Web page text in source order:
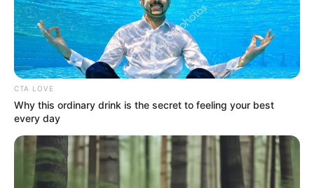
NEWSLETTER
Οι σημαντικότερες ειδήσεις κάθε πρωί.
POPULAR TOPICS
Featured Τροχαίο Θεσσαλονίκη Φωτιά
CTA LOVE
Why this ordinary drink is the secret to feeling your best
every day